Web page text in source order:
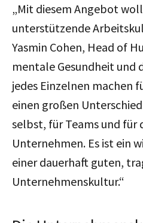
„Mit diesem Angebot
unterstützende
Yasmin Cohen, Head of
mentale Gesundheit und
jedes Einzelnen machen
einen großen
selbst, für Teams und für
Unternehmen. Es ist ein
einer dauerhaft guten,
Unternehmenskultur.“